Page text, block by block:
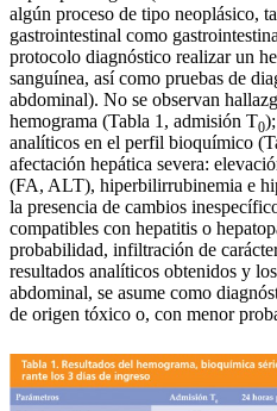
algún proceso de tipo neoplásico,
gastrointestinal como
protocolo diagnóstico realizar un
sanguínea, así como pruebas de
abdominal). No se observan
hemograma (Tabla 1, admisión T0
analíticos en el perfil bioquímico
afectación hepática severa:
(FA, ALT), hiperbilirrubinemia e
la presencia de cambios
compatibles con hepatitis o
probabilidad, infiltración de
resultados analíticos obtenidos y
abdominal, se asume como
de origen tóxico o, con menor